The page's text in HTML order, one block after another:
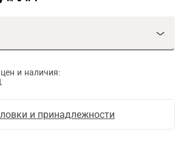
и наличия:
и принадлежности